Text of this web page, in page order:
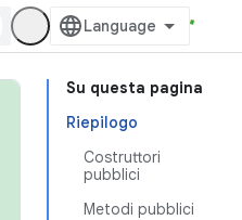
Su questa pagina
Riepilogo
Costruttori
pubblici
Metodi pubblici